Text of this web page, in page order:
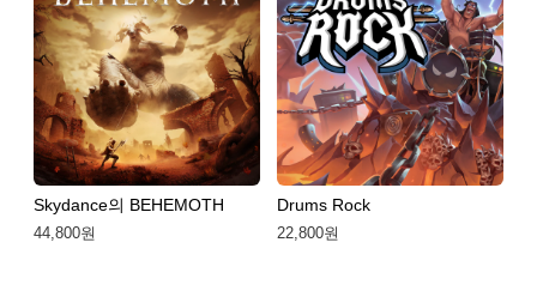
Skydance의 BEHEMOTH
44,800원
Drums Rock
22,800원